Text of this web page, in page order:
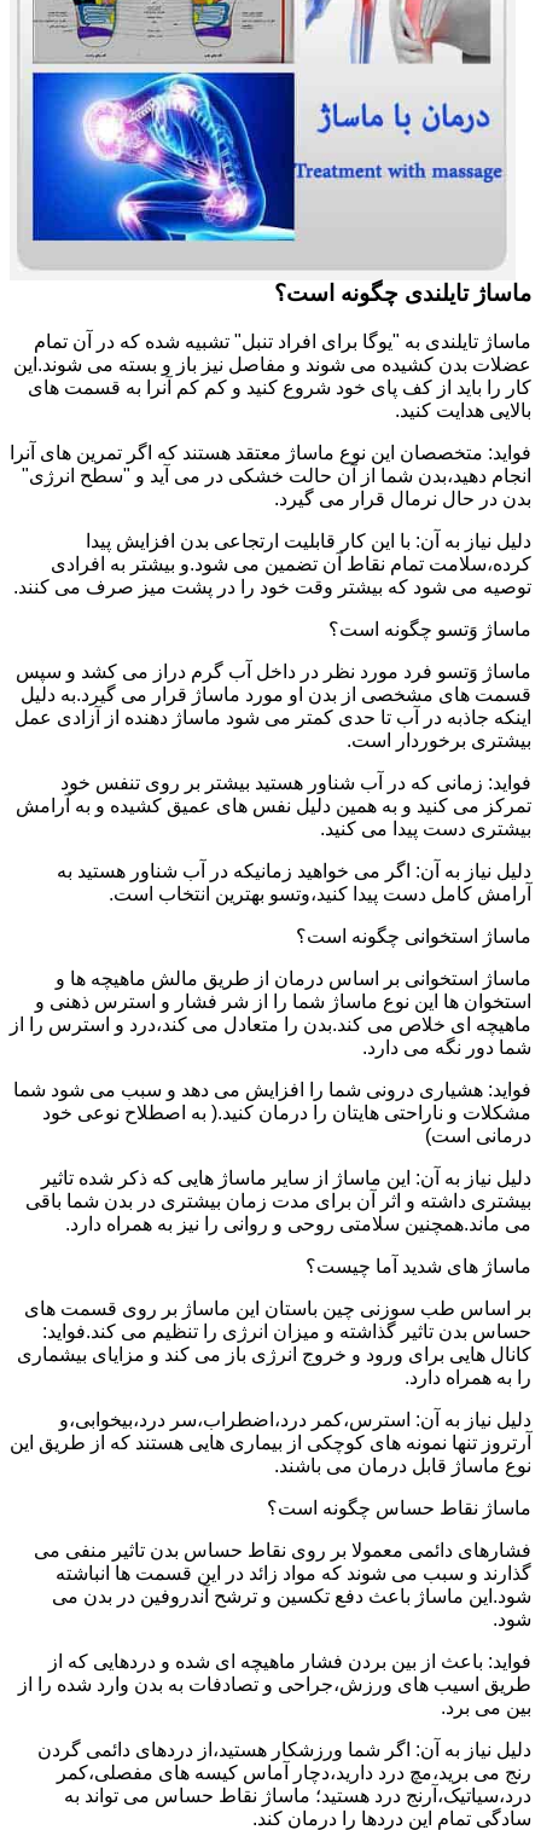
ماساژ تایلندی چگونه است؟
ماساژ تایلندی به "یوگا برای افراد تنبل" تشبیه شده که در آن تمام
عضلات بدن کشیده می شوند و مفاصل نیز باز و بسته می شوند.این
کار را باید از کف پای خود شروع کنید و کم کم آنرا به قسمت های
بالایی هدایت کنید.
فواید: متخصصان این نوع ماساژ معتقد هستند که اگر تمرین های آنرا
انجام دهید،بدن شما از آن حالت خشکی در می آید و "سطح انرژی"
بدن در حال نرمال قرار می گیرد.
دلیل نیاز به آن: با این کار قابلیت ارتجاعی بدن افزایش پیدا
کرده،سلامت تمام نقاط آن تضمین می شود.و بیشتر به افرادی
توصیه می شود که بیشتر وقت خود را در پشت میز صرف می کنند.
ماساژ وَتسو چگونه است؟
ماساژ وَتسو فرد مورد نظر در داخل آب گرم دراز می کشد و سپس
قسمت های مشخصی از بدن او مورد ماساژ قرار می گیرد.به دلیل
اینکه جاذبه در آب تا حدی کمتر می شود ماساژ دهنده از آزادی عمل
بیشتری برخوردار است.
فواید: زمانی که در آب شناور هستید بیشتر بر روی تنفس خود
تمرکز می کنید و به همین دلیل نفس های عمیق کشیده و به آرامش
بیشتری دست پیدا می کنید.
دلیل نیاز به آن: اگر می خواهید زمانیکه در آب شناور هستید به
آرامش کامل دست پیدا کنید،وتسو بهترین انتخاب است.
ماساژ استخوانی چگونه است؟
ماساژ استخوانی بر اساس درمان از طریق مالش ماهیچه ها و
استخوان ها این نوع ماساژ شما را از شر فشار و استرس ذهنی و
ماهیچه ای خلاص می کند.بدن را متعادل می کند،درد و استرس را از
شما دور نگه می دارد.
فواید: هشیاری درونی شما را افزایش می دهد و سبب می شود شما
مشکلات و ناراحتی هایتان را درمان کنید.( به اصطلاح نوعی خود
درمانی است)
دلیل نیاز به آن: این ماساژ از سایر ماساژ هایی که ذکر شده تاثیر
بیشتری داشته و اثر آن برای مدت زمان بیشتری در بدن شما باقی
می ماند.همچنین سلامتی روحی و روانی را نیز به همراه دارد.
ماساژ های شدید آما چیست؟
بر اساس طب سوزنی چین باستان این ماساژ بر روی قسمت های
حساس بدن تاثیر گذاشته و میزان انرژی را تنظیم می کند.فواید:
کانال هایی برای ورود و خروج انرژی باز می کند و مزایای بیشماری
را به همراه دارد.
دلیل نیاز به آن: استرس،کمر درد،اضطراب،سر درد،بیخوابی،و
آرتروز تنها نمونه های کوچکی از بیماری هایی هستند که از طریق این
نوع ماساژ قابل درمان می باشند.
ماساژ نقاط حساس چگونه است؟
فشارهای دائمی معمولا بر روی نقاط حساس بدن تاثیر منفی می
گذارند و سبب می شوند که مواد زائد در این قسمت ها انباشته
شود.این ماساژ باعث دفع تکسین و ترشح آندروفین در بدن می
شود.
فواید: باعث از بین بردن فشار ماهیچه ای شده و دردهایی که از
طریق اسیب های ورزش،جراحی و تصادفات به بدن وارد شده را از
بین می برد.
دلیل نیاز به آن: اگر شما ورزشکار هستید،از دردهای دائمی گردن
رنج می برید،مچ درد دارید،دچار آماس کیسه های مفصلی،کمر
درد،سیاتیک،آرنج درد هستید؛ ماساژ نقاط حساس می تواند به
سادگی تمام این دردها را درمان کند.